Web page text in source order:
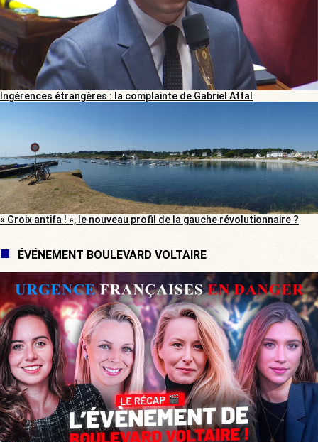
Ingérences étrangères : la complainte de Gabriel Attal
« Groix antifa ! », le nouveau profil de la gauche révolutionnaire ?
ÉVÉNEMENT BOULEVARD VOLTAIRE